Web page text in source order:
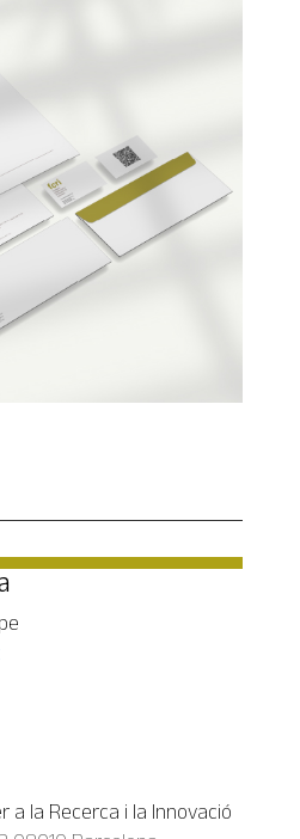
a la Recerca i la Innovació